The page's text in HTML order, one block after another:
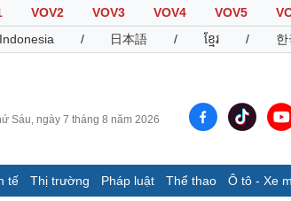
VOV2 VOV3 VOV4 VOV5
/ 日本語 / ខ្មែរ / 한
Sáu, ngày 7 tháng 8 năm 2026
tế Thị trường Pháp luật Thể thao Ô tô - Xe